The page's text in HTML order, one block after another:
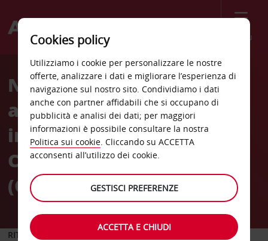
Menù
Welcome
AvisNoleggio auto
all’Aeroporto
internazionale di
Concepción - Carriel Sur
(CCP)
RITIRO DA
Cookies policy
Utilizziamo i cookie per personalizzare le nostre
offerte, analizzare i dati e migliorare l’esperienza di
navigazione sul nostro sito. Condividiamo i dati
anche con partner affidabili che si occupano di
pubblicità e analisi dei dati; per maggiori
informazioni è possibile consultare la nostra
Politica sui cookie. Cliccando su ACCETTA
acconsenti all’utilizzo dei cookie.
GESTISCI PREFERENZE
ACCETTA E CHIUDI